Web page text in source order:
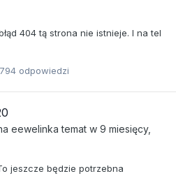
404 tą strona nie istnieje. I na tel
odpowiedzi
eewelinka temat w 9 miesięcy,
jeszcze będzie potrzebna